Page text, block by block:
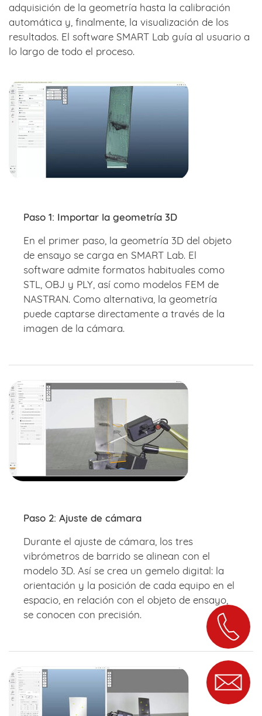
adquisición de la geometría hasta la calibración
automática y, finalmente, la visualización de los
resultados. El software SMART Lab guía al usuario a
lo largo de todo el proceso.
Paso 1: Importar la geometría 3D
En el primer paso, la geometría 3D del objeto
de ensayo se carga en SMART Lab. El
software admite formatos habituales como
STL, OBJ y PLY, así como modelos FEM de
NASTRAN. Como alternativa, la geometría
puede captarse directamente a través de la
imagen de la cámara.
Paso 2: Ajuste de cámara
Durante el ajuste de cámara, los tres
vibrómetros de barrido se alinean con el
modelo 3D. Así se crea un gemelo digital: la
orientación y la posición de cada equipo en el
espacio, en relación con el objeto de ensayo,
se conocen con precisión.